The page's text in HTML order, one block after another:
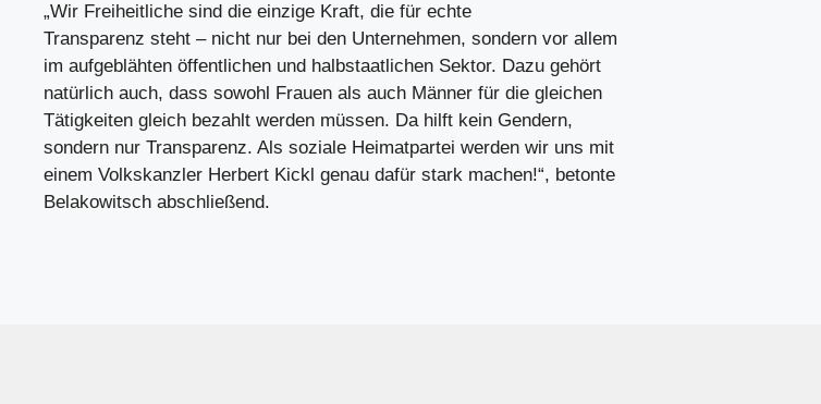
„Wir Freiheitliche sind die einzige Kraft, die für echte
Transparenz steht – nicht nur bei den Unternehmen, sondern vor allem
im aufgeblähten öffentlichen und halbstaatlichen Sektor. Dazu gehört
natürlich auch, dass sowohl Frauen als auch Männer für die gleichen
Tätigkeiten gleich bezahlt werden müssen. Da hilft kein Gendern,
sondern nur Transparenz. Als soziale Heimatpartei werden wir uns mit
einem Volkskanzler Herbert Kickl genau dafür stark machen!“, betonte
Belakowitsch abschließend.